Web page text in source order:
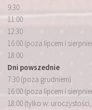
9:30
11:00
12:30
16:00 (poza lipcem i
18:00
Dni powszednie
7:30 (poza grudniem)
16:00 (poza lipcem i
18:00 (tylko w: